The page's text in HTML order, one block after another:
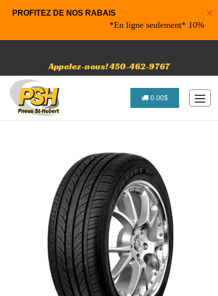
×
PROFITEZ DE NOS RABAIS
*En ligne seulement* 10% de
Appelez-nous! 450-462-9767
0.00$